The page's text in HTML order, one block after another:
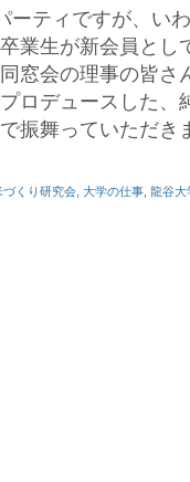
ーティですが、い
業生が新会員とし
窓会の理事の皆さ
ロデュースした
振舞っていただ
づくり研究会 大学の仕事 龍谷大